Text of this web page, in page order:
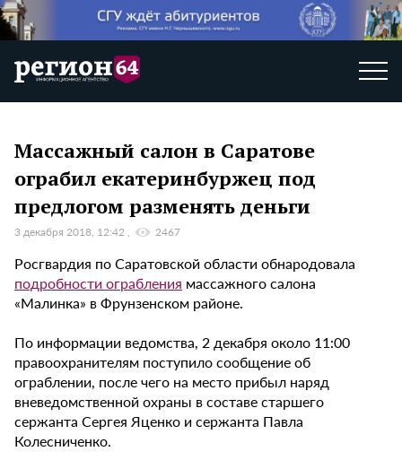
Массажный салон в Саратове
ограбил екатеринбуржец под
предлогом разменять деньги
3 декабря 2018, 12:42 2467
Росгвардия по Саратовской области обнародовала
подробности ограбления массажного салона
«Малинка» в Фрунзенском районе.
По информации ведомства, 2 декабря около 11:00
правоохранителям поступило сообщение об
ограблении, после чего на место прибыл наряд
вневедомственной охраны в составе старшего
сержанта Сергея Яценко и сержанта Павла
Колесниченко.